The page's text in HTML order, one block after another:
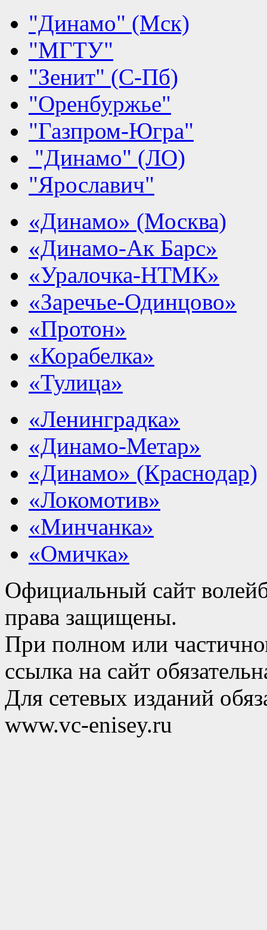
"Динамо" (Мск)
"МГТУ"
"Зенит" (С-Пб)
"Оренбуржье"
"Газпром-Югра"
"Динамо" (ЛО)
"Ярославич"
«Динамо» (Москва)
«Динамо-Ак Барс»
«Уралочка-НТМК»
«Заречье-Одинцово»
«Протон»
«Корабелка»
«Тулица»
«Ленинградка»
«Динамо-Метар»
«Динамо» (Краснодар)
«Локомотив»
«Минчанка»
«Омичка»
Официальный сайт
права защищены.
При полном или
ссылка на сайт
Для сетевых изданий
www.vc-enisey.ru